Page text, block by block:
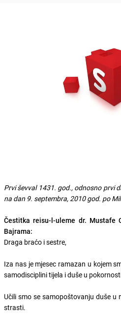
Prvi ševval 1431. god., odnosno prvi
na dan 9. septembra, 2010 god. po
Čestitka reisu-l-uleme dr. Mustafe
Bajrama:
Draga braćo i sestre,
Iza nas je mjesec ramazan u kojem
samodisciplini tijela i duše u
Učili smo se samopoštovanju duše u
strasti.